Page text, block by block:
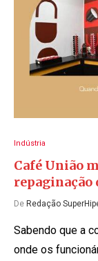
Indústria
Café União
repaginação
De Redação
Sabendo que a
onde os